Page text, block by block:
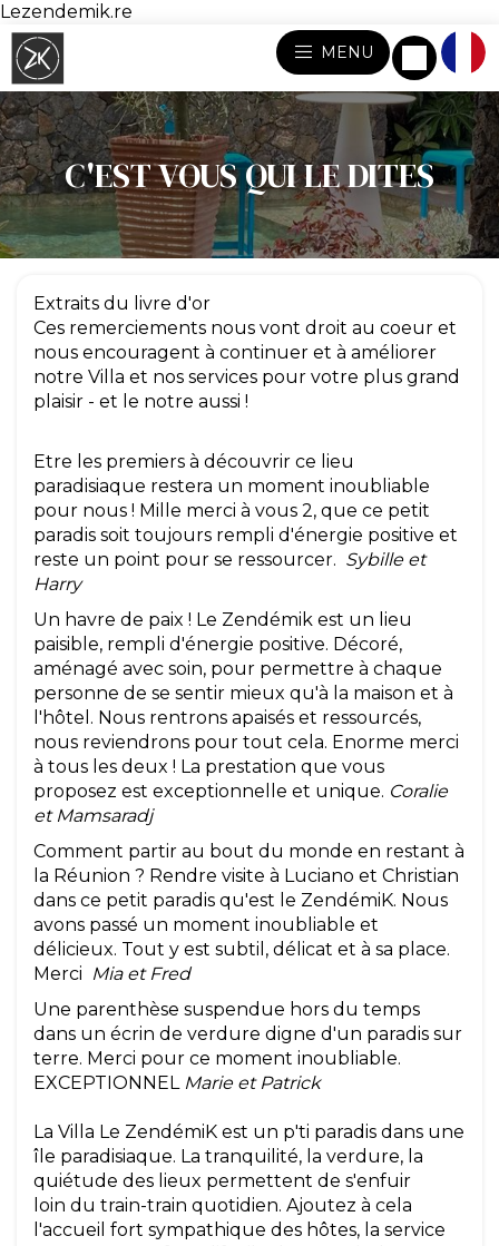
Lezendemik.re
MENU
C'EST VOUS QUI LE DITES
Extraits du livre d'or
Ces remerciements nous vont droit au coeur et
nous encouragent à continuer et à améliorer
notre Villa et nos services pour votre plus grand
plaisir - et le notre aussi !
Etre les premiers à découvrir ce lieu
paradisiaque restera un moment inoubliable
pour nous ! Mille merci à vous 2, que ce petit
paradis soit toujours rempli d'énergie positive et
reste un point pour se ressourcer. Sybille et
Harry
Un havre de paix ! Le Zendémik est un lieu
paisible, rempli d'énergie positive. Décoré,
aménagé avec soin, pour permettre à chaque
personne de se sentir mieux qu'à la maison et à
l'hôtel. Nous rentrons apaisés et ressourcés,
nous reviendrons pour tout cela. Enorme merci
à tous les deux ! La prestation que vous
proposez est exceptionnelle et unique. Coralie
et Mamsaradj
Comment partir au bout du monde en restant à
la Réunion ? Rendre visite à Luciano et Christian
dans ce petit paradis qu'est le ZendémiK. Nous
avons passé un moment inoubliable et
délicieux. Tout y est subtil, délicat et à sa place.
Merci Mia et Fred
Une parenthèse suspendue hors du temps
dans un écrin de verdure digne d'un paradis sur
terre. Merci pour ce moment inoubliable.
EXCEPTIONNEL Marie et Patrick
La Villa Le ZendémiK est un p'ti paradis dans une
île paradisiaque. La tranquilité, la verdure, la
quiétude des lieux permettent de s'enfuir
loin du train-train quotidien. Ajoutez à cela
l'accueil fort sympathique des hôtes, la service